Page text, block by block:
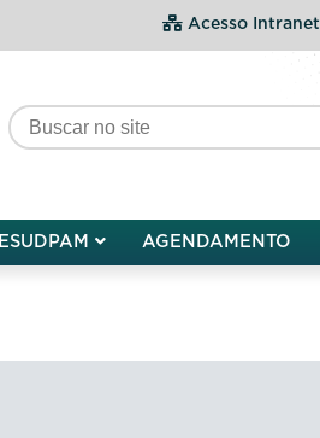
Acesso Intranet
ESUDPAM AGENDAMENTO